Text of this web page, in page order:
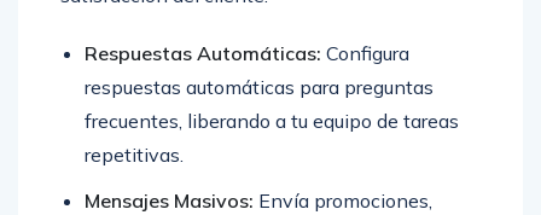
Respuestas Automáticas: Configura
respuestas automáticas para preguntas
frecuentes, liberando a tu equipo de tareas
repetitivas.
Mensajes Masivos: Envía promociones,